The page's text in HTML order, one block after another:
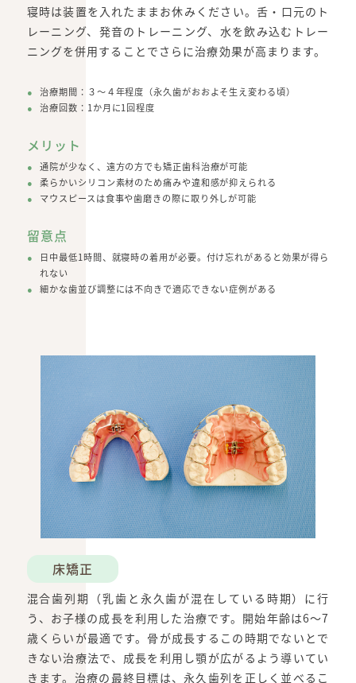
寝時は装置を入れたままお休みください。舌・口元のト
レーニング、発音のトレーニング、水を飲み込むトレー
ニングを併用することでさらに治療効果が高まります。
治療期間：３～４年程度（永久歯がおおよそ生え変わる頃）
治療回数：1か月に1回程度
メリット
通院が少なく、遠方の方でも矯正歯科治療が可能
柔らかいシリコン素材のため痛みや違和感が抑えられる
マウスピースは食事や歯磨きの際に取り外しが可能
留意点
日中最低1時間、就寝時の着用が必要。付け忘れがあると効果が得ら
れない
細かな歯並び調整には不向きで適応できない症例がある
床矯正
混合歯列期（乳歯と永久歯が混在している時期）に行
う、お子様の成長を利用した治療です。開始年齢は6〜7
歳くらいが最適です。骨が成長するこの時期でないとで
きない治療法で、成長を利用し顎が広がるよう導いてい
きます。治療の最終目標は、永久歯列を正しく並べるこ